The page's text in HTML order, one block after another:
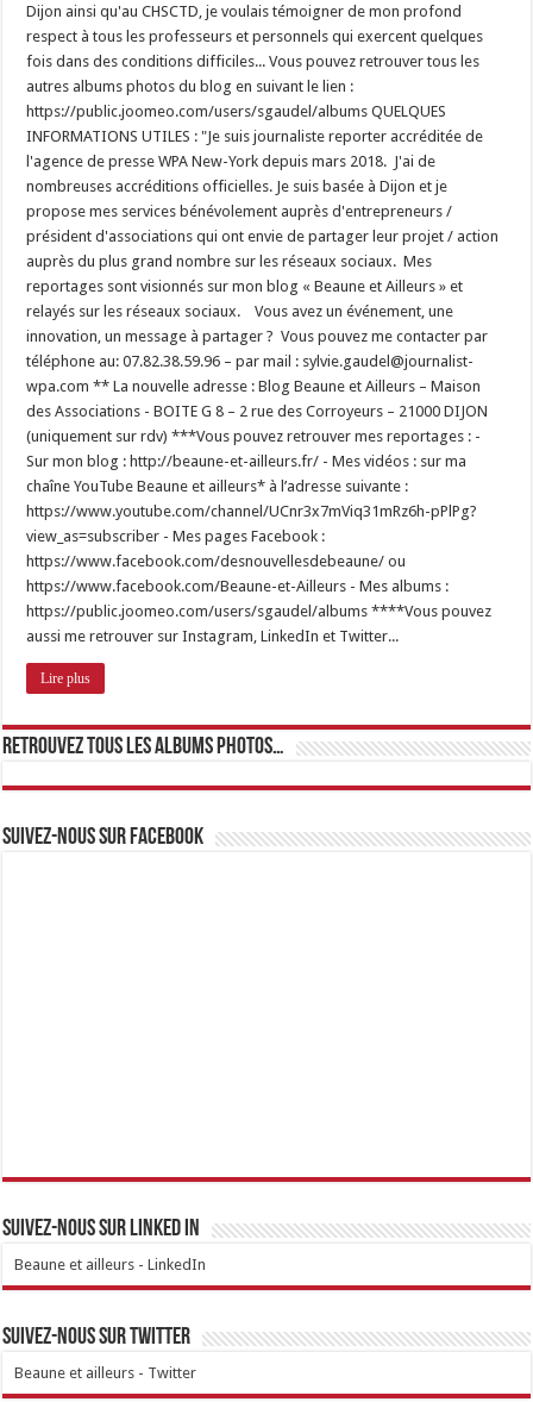
Dijon ainsi qu'au CHSCTD, je voulais témoigner de mon profond
respect à tous les professeurs et personnels qui exercent quelques
fois dans des conditions difficiles... Vous pouvez retrouver tous les
autres albums photos du blog en suivant le lien :
https://public.joomeo.com/users/sgaudel/albums QUELQUES
INFORMATIONS UTILES : "Je suis journaliste reporter accréditée de
l'agence de presse WPA New-York depuis mars 2018. J'ai de
nombreuses accréditions officielles. Je suis basée à Dijon et je
propose mes services bénévolement auprès d'entrepreneurs /
président d'associations qui ont envie de partager leur projet / action
auprès du plus grand nombre sur les réseaux sociaux. Mes
reportages sont visionnés sur mon blog « Beaune et Ailleurs » et
relayés sur les réseaux sociaux. Vous avez un événement, une
innovation, un message à partager ? Vous pouvez me contacter par
téléphone au: 07.82.38.59.96 – par mail : sylvie.gaudel@journalist-
wpa.com ** La nouvelle adresse : Blog Beaune et Ailleurs – Maison
des Associations - BOITE G 8 – 2 rue des Corroyeurs – 21000 DIJON
(uniquement sur rdv) ***Vous pouvez retrouver mes reportages : -
Sur mon blog : http://beaune-et-ailleurs.fr/ - Mes vidéos : sur ma
chaîne YouTube Beaune et ailleurs* à l’adresse suivante :
https://www.youtube.com/channel/UCnr3x7mViq31mRz6h-pPlPg?
view_as=subscriber - Mes pages Facebook :
https://www.facebook.com/desnouvellesdebeaune/ ou
https://www.facebook.com/Beaune-et-Ailleurs - Mes albums :
https://public.joomeo.com/users/sgaudel/albums ****Vous pouvez
aussi me retrouver sur Instagram, LinkedIn et Twitter...
Lire plus
Retrouvez tous les albums photos…
Suivez-nous sur Facebook
Suivez-nous sur linked IN
Beaune et ailleurs - LinkedIn
Suivez-nous sur Twitter
Beaune et ailleurs - Twitter